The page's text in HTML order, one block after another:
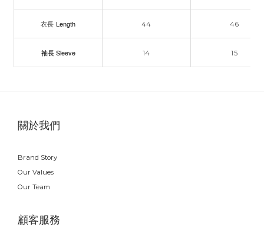
衣長 Length 44 46
袖長 Sleeve 14 15
關於我們
Brand Story
Our Values
Our Team
顧客服務